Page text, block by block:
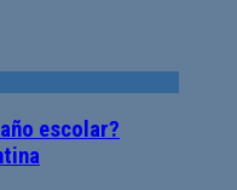
escolar?